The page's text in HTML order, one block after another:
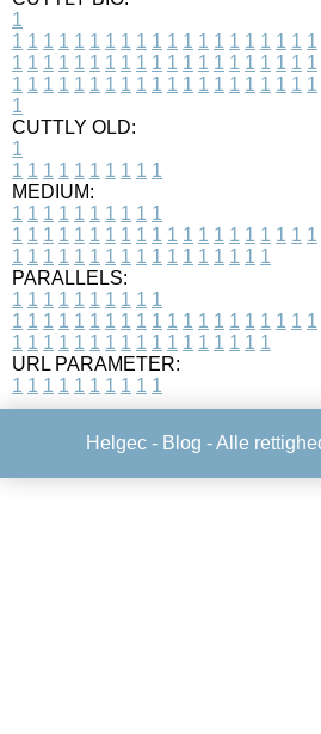
1
1 1 1 1 1 1 1 1 1 1 1 1 1 1 1 1 1 1 1 1
1 1 1 1 1 1 1 1 1 1 1 1 1 1 1 1 1 1 1 1
1 1 1 1 1 1 1 1 1 1 1 1 1 1 1 1 1 1 1 1
1
CUTTLY OLD:
1
1 1 1 1 1 1 1 1 1 1
MEDIUM:
1 1 1 1 1 1 1 1 1 1
1 1 1 1 1 1 1 1 1 1 1 1 1 1 1 1 1 1 1 1
1 1 1 1 1 1 1 1 1 1 1 1 1 1 1 1 1
PARALLELS:
1 1 1 1 1 1 1 1 1 1
1 1 1 1 1 1 1 1 1 1 1 1 1 1 1 1 1 1 1 1
1 1 1 1 1 1 1 1 1 1 1 1 1 1 1 1 1
URL PARAMETER:
1 1 1 1 1 1 1 1 1 1
Helgec - Blog - Alle